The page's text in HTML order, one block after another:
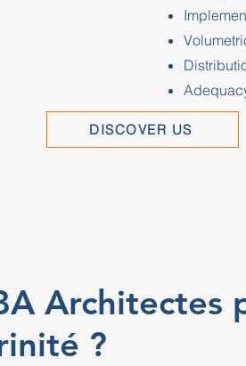
DISCOVER US
Architectes
?